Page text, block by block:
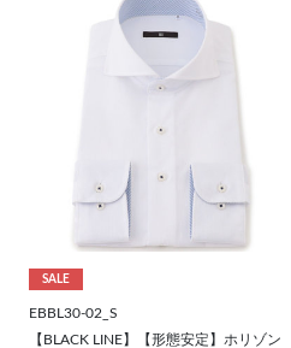
SALE
EBBL30-02_S
【BLACK LINE】【形態安定】ホリゾン